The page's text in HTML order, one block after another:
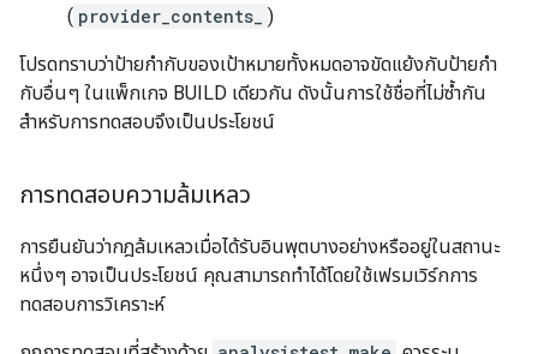
( provider_contents_ )
โปรดทราบว่าป้ายกำกับของเป้าหมายทั้งหมดอาจขัดแย้งกับป้ายกำ
กับอื่นๆ ในแพ็กเกจ BUILD เดียวกัน ดังนั้นการใช้ชื่อที่ไม่ซ้ำกัน
สำหรับการทดสอบจึงเป็นประโยชน์
การทดสอบความล้มเหลว
การยืนยันว่ากฎล้มเหลวเมื่อได้รับอินพุตบางอย่างหรืออยู่ในสถานะ
หนึ่งๆ อาจเป็นประโยชน์ คุณสามารถทำได้โดยใช้เฟรมเวิร์กการ
ทดสอบการวิเคราะห์